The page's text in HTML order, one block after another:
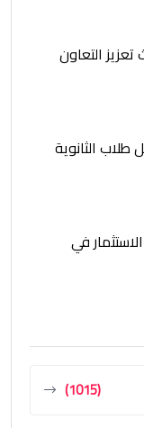
التعاون
طلاب الثانوية
في
(1015)